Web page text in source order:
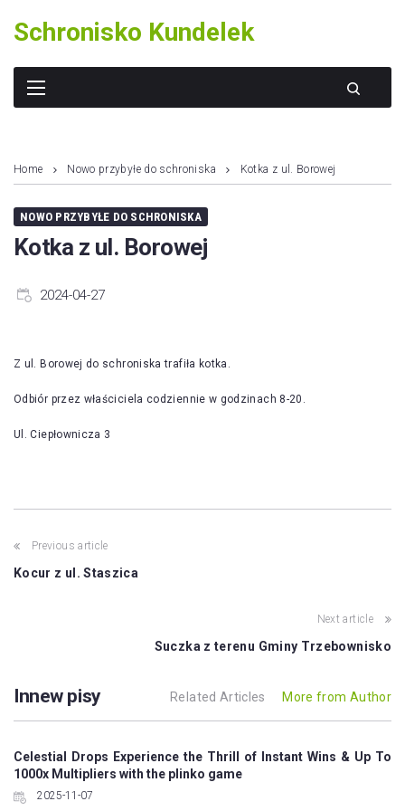
content
Schronisko Kundelek
Home Nowo przybyłe do schroniska Kotka z ul. Borowej
NOWO PRZYBYŁE DO SCHRONISKA
Kotka z ul. Borowej
2024-04-27
Z ul. Borowej do schroniska trafiła kotka.
Odbiór przez właściciela codziennie w godzinach 8-20.
Ul. Ciepłownicza 3
Post
navigation
Previous article
Kocur z ul. Staszica
Next article
Suczka z terenu Gminy Trzebownisko
Innew pisy Related Articles More from Author
Celestial Drops Experience the Thrill of Instant Wins & Up To
1000x Multipliers with the plinko game
2025-11-07